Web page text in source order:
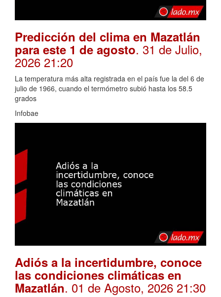
Predicción del clima en Mazatlán
para este 1 de agosto. 31 de Julio,
2026 21:20
La temperatura más alta registrada en el país fue la del 6 de
julio de 1966, cuando el termómetro subió hasta los 58.5
grados
Infobae
Adiós a la incertidumbre, conoce
las condiciones climáticas en
Mazatlán. 01 de Agosto, 2026 21:30